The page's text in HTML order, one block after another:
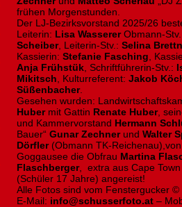
frühen Morgenstunden.
Der LJ-Bezirksvorstand 2025/26
Leiterin: Lisa WassererObmann-
Scheiber, Leiterin-Stv.: Selina
Kassierin: Stefanie Fasching ,
Anja Frühstük , Schriftführerin-Stv.:
Mikitsch , Kulturreferent: Jakob
Süßenbacher.
Gesehen wurden:
Hubermit Gattin Renate Huber,
und Kammervorstand Hermann
Bauer“ Gunar Zechnerund Walter
Dörfler(Obmann TK-
Goggausee die Obfrau Martina
Flaschberger, extra aus Cape
(Schüler 17 Jahre) angereist!
Alle Fotos sind vom Fenstergucker ©
E-Mail: info@schusserfoto.at –